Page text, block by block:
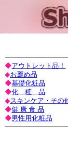
◆アウトレット品！
◆お薦め品
◆基礎化粧品
◆化 粧 品
◆スキンケア・その
◆健 康 食 品
◆男性用化粧品